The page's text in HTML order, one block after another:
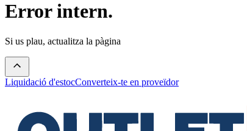
Error intern.
Si us plau, actualitza la pàgina
Liquidació d'estocConverteix-te en proveïdor